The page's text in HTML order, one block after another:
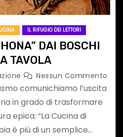
IL RIFUGIO DEI LETTORI
DAI BOSCHI
TAVOLA
Nessun Commento
comunichiamo l’uscita
in grado di trasformare
epica: “La Cucina di
è più di un semplice…